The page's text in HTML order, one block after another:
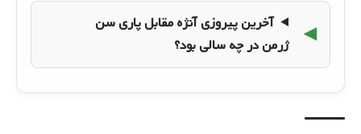
آخرین پیروزی آنژه مقابل پاری سن
ژرمن در چه سالی بود؟